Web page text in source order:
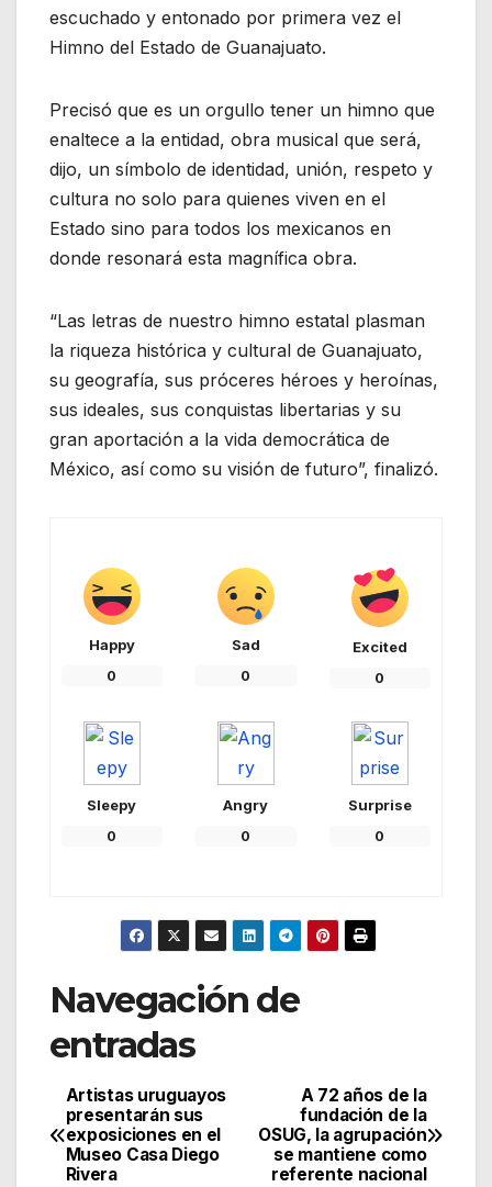
escuchado y entonado por primera vez el
Himno del Estado de Guanajuato.
Precisó que es un orgullo tener un himno que
enaltece a la entidad, obra musical que será,
dijo, un símbolo de identidad, unión, respeto y
cultura no solo para quienes viven en el
Estado sino para todos los mexicanos en
donde resonará esta magnífica obra.
“Las letras de nuestro himno estatal plasman
la riqueza histórica y cultural de Guanajuato,
su geografía, sus próceres héroes y heroínas,
sus ideales, sus conquistas libertarias y su
gran aportación a la vida democrática de
México, así como su visión de futuro”, finalizó.
Happy
0
Sad
0
Excited
0
Sleepy
0
Angry
0
Surprise
0
Navegación de
entradas
A 72 años de la
fundación de la
OSUG, la agrupación
se mantiene como
referente nacional
Artistas uruguayos
presentarán sus
exposiciones en el
Museo Casa Diego
Rivera